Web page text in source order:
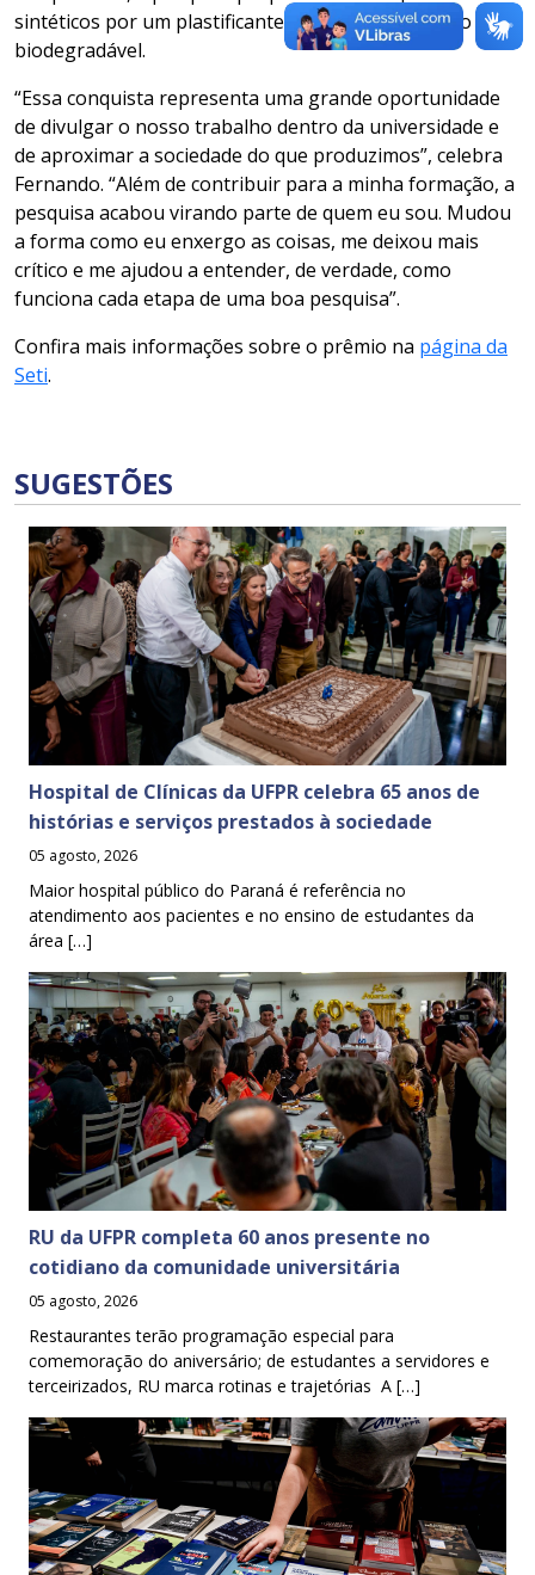
sintéticos por um plastificante natural, mais barato e
biodegradável.
“Essa conquista representa uma grande oportunidade
de divulgar o nosso trabalho dentro da universidade e
de aproximar a sociedade do que produzimos”, celebra
Fernando. “Além de contribuir para a minha formação, a
pesquisa acabou virando parte de quem eu sou. Mudou
a forma como eu enxergo as coisas, me deixou mais
crítico e me ajudou a entender, de verdade, como
funciona cada etapa de uma boa pesquisa”.
Confira mais informações sobre o prêmio na página da
Seti.
SUGESTÕES
Hospital de Clínicas da UFPR celebra 65 anos de
histórias e serviços prestados à sociedade
05 agosto, 2026
Maior hospital público do Paraná é referência no
atendimento aos pacientes e no ensino de estudantes da
área […]
RU da UFPR completa 60 anos presente no
cotidiano da comunidade universitária
05 agosto, 2026
Restaurantes terão programação especial para
comemoração do aniversário; de estudantes a servidores e
terceirizados, RU marca rotinas e trajetórias A […]